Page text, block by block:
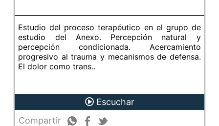
Estudio del proceso terapéutico en el grupo de
estudio del Anexo. Percepción natural y
percepción condicionada. Acercamiento
progresivo al trauma y mecanismos de defensa.
El dolor como trans..
Escuchar
Compartir